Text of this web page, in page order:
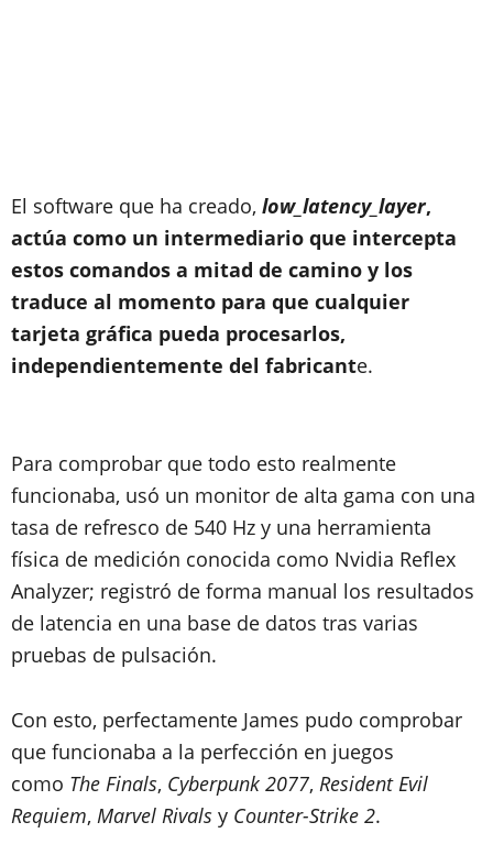
El software que ha creado, low_latency_layer,
actúa como un intermediario que intercepta
estos comandos a mitad de camino y los
traduce al momento para que cualquier
tarjeta gráfica pueda procesarlos,
independientemente del fabricante.
Para comprobar que todo esto realmente
funcionaba, usó un monitor de alta gama con una
tasa de refresco de 540 Hz y una herramienta
física de medición conocida como Nvidia Reflex
Analyzer; registró de forma manual los resultados
de latencia en una base de datos tras varias
pruebas de pulsación.
Con esto, perfectamente James pudo comprobar
que funcionaba a la perfección en juegos
como The Finals, Cyberpunk 2077, Resident Evil
Requiem, Marvel Rivals y Counter-Strike 2.